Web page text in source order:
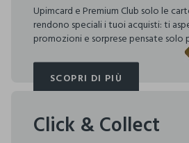
Upimcard e Premium Club solo le
rendono speciali i tuoi acquisti: ti
promozioni e sorprese pensate
SCOPRI DI PIÙ
SCOPRI DI PIÙ
Click & Collect